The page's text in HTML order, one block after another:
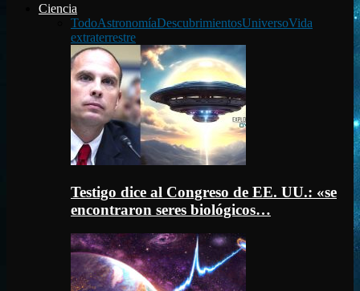
Ciencia
TodoAstronomíaDescubrimientosUniversoVida
extraterrestre
Testigo dice al Congreso de EE. UU.: «se
encontraron seres biológicos…